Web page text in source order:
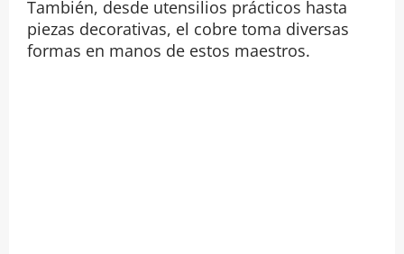
También, desde utensilios prácticos hasta
piezas decorativas, el cobre toma diversas
formas en manos de estos maestros.